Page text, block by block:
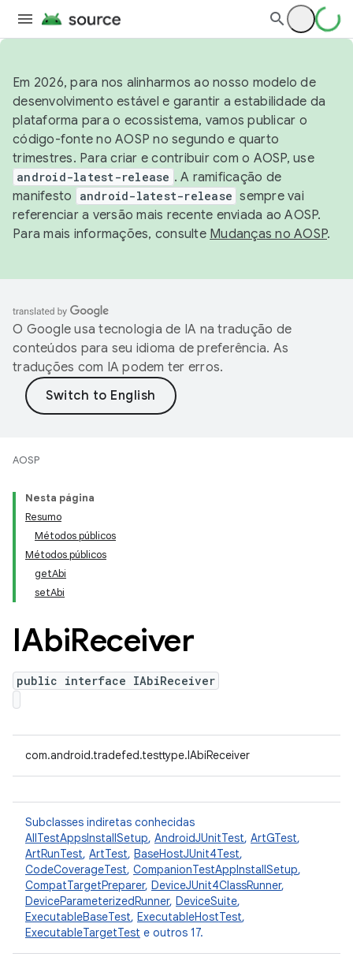
Em 2026, para nos alinharmos ao nosso modelo de
desenvolvimento estável e garantir a estabilidade da
plataforma para o ecossistema, vamos publicar o
código-fonte no AOSP no segundo e quarto
trimestres. Para criar e contribuir com o AOSP, use
android-latest-release . A ramificação de
manifesto
android-latest-release sempre vai
referenciar a versão mais recente enviada ao AOSP.
Para mais informações, consulte Mudanças no AOSP.
O Google usa tecnologia de IA na tradução de
conteúdos para seu idioma de preferência. As
traduções com IA podem ter erros.
AOSP
Nesta página
Resumo
Métodos públicos
Métodos públicos
getAbi
setAbi
IAbiReceiver
public interface IAbiReceiver
com.android.tradefed.testtype.IAbiReceiver
Subclasses indiretas conhecidas
AllTestAppsInstallSetup, AndroidJUnitTest, ArtGTest,
ArtRunTest, ArtTest, BaseHostJUnit4Test,
CodeCoverageTest, CompanionTestAppInstallSetup,
CompatTargetPreparer, DeviceJUnit4ClassRunner,
DeviceParameterizedRunner, DeviceSuite,
ExecutableBaseTest, ExecutableHostTest,
ExecutableTargetTest e outros 17.